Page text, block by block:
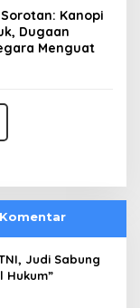
Kanopi
Dugaan
Menguat
Komentar
Judi Sabung
Hukum”